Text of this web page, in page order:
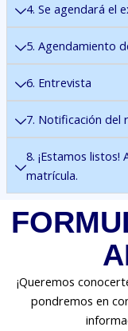
4. Se agendará el
5. Agendamiento
6. Entrevista
7. Notificación del
8. ¡Estamos
matrícula.
¡Queremos
pondremos en